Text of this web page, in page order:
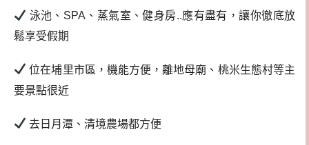
泳池、SPA、蒸氣室、健身房..應有盡有，讓你徹底放
鬆享受假期
位在埔里市區，機能方便，離地母廟、桃米生態村等主
要景點很近
去日月潭、清境農場都方便